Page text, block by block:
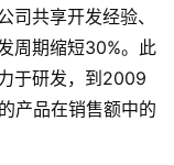
共享开发经验、
周期缩短30%。此
于研发，到2009
产品在销售额中的